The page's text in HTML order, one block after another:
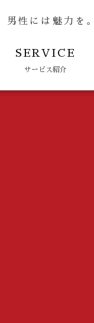
SERVICE
サービス紹介
男性には魅力を。